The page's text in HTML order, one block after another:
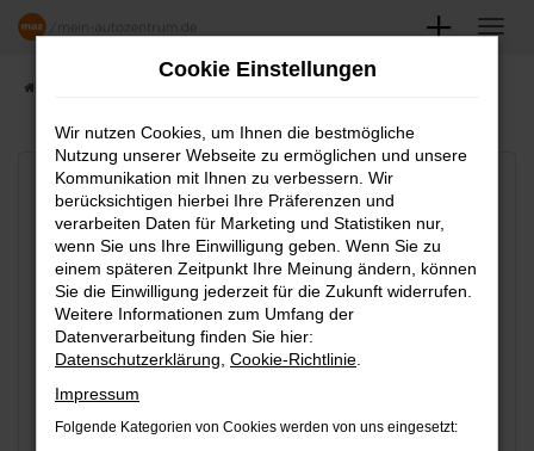
Zum
springen
Fahrzeugtyp:
Reines Elektro
(BEV)
Plug-In Hybrid
Zu versteuerndes Einkommen (Haushalt):
45.000€
Hinweis: Das "zvE" steht in Ihrem
Cookie Einstellungen
Wir nutzen Cookies, um Ihnen die bestmögliche
Nutzung unserer Webseite zu ermöglichen und unsere
Kommunikation mit Ihnen zu verbessern. Wir
berücksichtigen hierbei Ihre Präferenzen und
verarbeiten Daten für Marketing und Statistiken nur,
wenn Sie uns Ihre Einwilligung geben. Wenn Sie zu
einem späteren Zeitpunkt Ihre Meinung ändern, können
Sie die Einwilligung jederzeit für die Zukunft widerrufen.
Weitere Informationen zum Umfang der
Datenverarbeitung finden Sie hier:
Datenschutzerklärung Cookie-Richtlinie
Impressum
Folgende Kategorien von Cookies werden von uns eingesetzt: